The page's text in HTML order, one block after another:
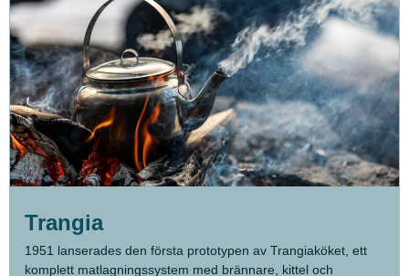
Trangia
1951 lanserades den första prototypen av Trangiaköket, ett
komplett matlagningssystem med brännare, kittel och